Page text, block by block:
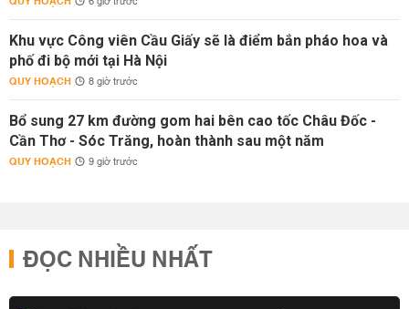
Khu vực Công viên Cầu Giấy sẽ là điểm bắn pháo hoa và
phố đi bộ mới tại Hà Nội
QUY HOẠCH 8 giờ trước
Bổ sung 27 km đường gom hai bên cao tốc Châu Đốc -
Cần Thơ - Sóc Trăng, hoàn thành sau một năm
QUY HOẠCH 9 giờ trước
ĐỌC NHIỀU NHẤT